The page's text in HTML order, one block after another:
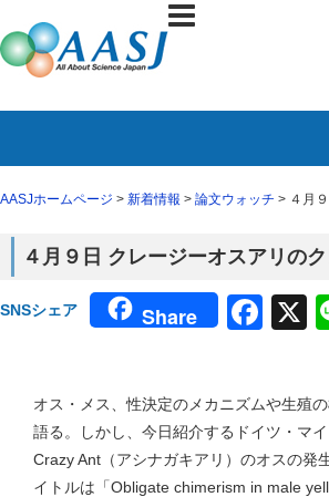
AASJホームページ > 新着情報 > 論文ウォッチ > ４月
４月９日 クレージーオスアリの
SNSシェア Share X
オス・メス、性決定のメカニズムや生殖
語る。しかし、今日紹介するドイツ・マ
Crazy Ant（アシナガキアリ）のオスの発
イトルは「Obligate chimerism in male